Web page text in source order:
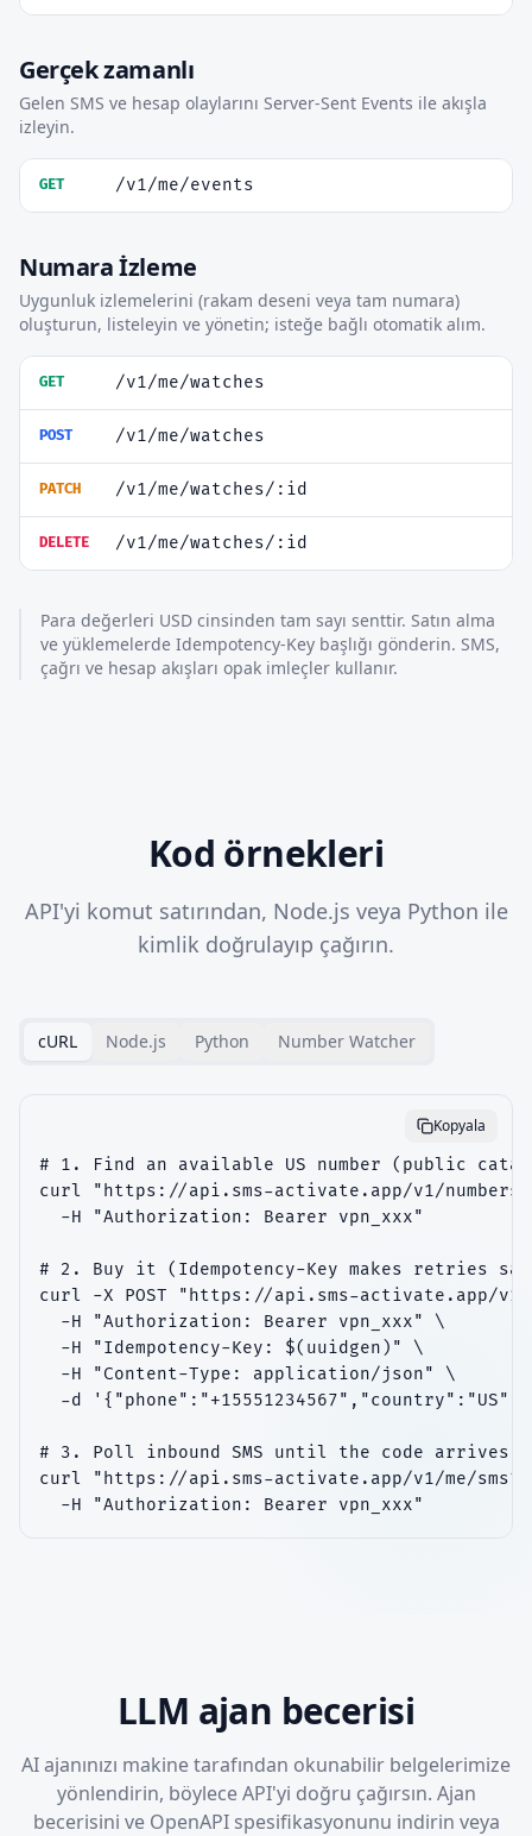
Gerçek zamanlı
Gelen SMS ve hesap olaylarını Server-Sent Events ile akışla
izleyin.
GET /v1/me/events
Numara İzleme
Uygunluk izlemelerini (rakam deseni veya tam numara)
oluşturun, listeleyin ve yönetin; isteğe bağlı otomatik alım.
GET /v1/me/watches
POST /v1/me/watches
PATCH /v1/me/watches/:id
DELETE /v1/me/watches/:id
Para değerleri USD cinsinden tam sayı senttir. Satın alma
ve yüklemelerde Idempotency-Key başlığı gönderin. SMS,
çağrı ve hesap akışları opak imleçler kullanır.
Kod örnekleri
API'yi komut satırından, Node.js veya Python ile
kimlik doğrulayıp çağırın.
cURL Node.js Python Number Watcher
Kopyala
# 1. Find an available US number (public
curl "https://api.sms-activate.app/v1/
  -H "Authorization: Bearer vpn_xxx"
# 2. Buy it (Idempotency-Key makes retries
curl -X POST "https://api.sms-activate.app/v1/
  -H "Authorization: Bearer vpn_xxx" \
  -H "Idempotency-Key: $(uuidgen)" \
  -H "Content-Type: application/json" \
  -d '{"phone":"+15551234567","country":"US"}'
# 3. Poll inbound SMS until the code arrives
curl "https://api.sms-activate.app/v1/me/
  -H "Authorization: Bearer vpn_xxx"
LLM ajan becerisi
AI ajanınızı makine tarafından okunabilir belgelerimize
yönlendirin, böylece API'yi doğru çağırsın. Ajan
becerisini ve OpenAPI spesifikasyonunu indirin veya